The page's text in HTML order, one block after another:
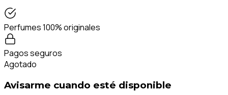
Perfumes 100% originales
Pagos seguros
Agotado
Avisarme cuando esté disponible